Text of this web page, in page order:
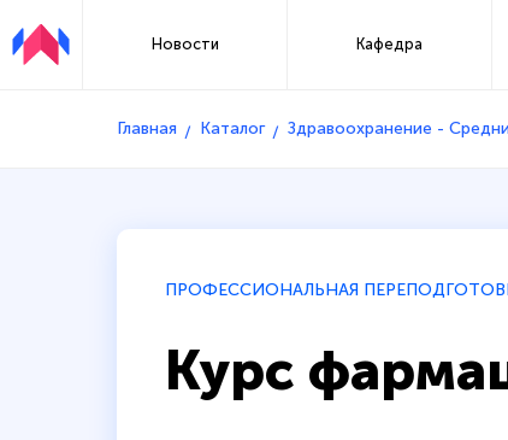
Новости Кафедра
Главная Каталог Здравоохранение -
ПРОФЕССИОНАЛЬНАЯ
Курс